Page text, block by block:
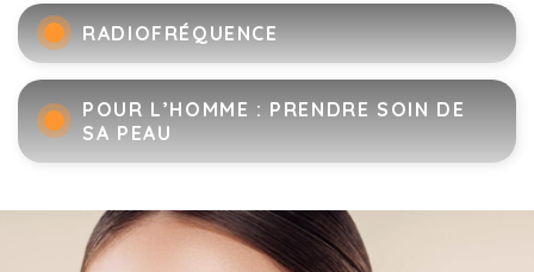
RADIOFRÉQUENCE
POUR L’HOMME : PRENDRE SOIN DE
SA PEAU